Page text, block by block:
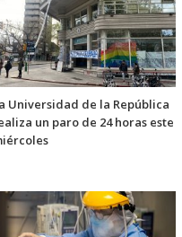
Universidad de la República
un paro de 24 horas este